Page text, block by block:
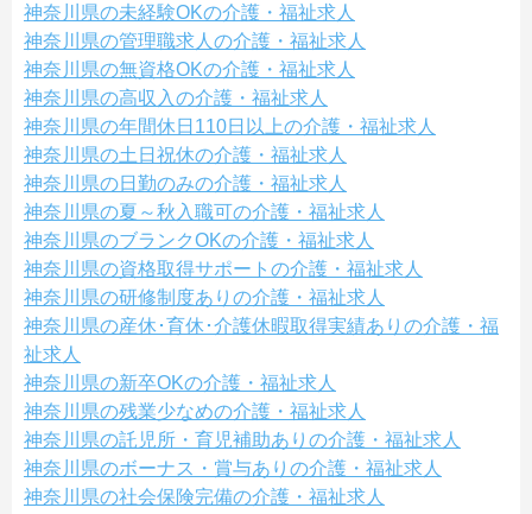
神奈川県の未経験OKの介護・福祉求人
神奈川県の管理職求人の介護・福祉求人
神奈川県の無資格OKの介護・福祉求人
神奈川県の高収入の介護・福祉求人
神奈川県の年間休日110日以上の介護・福祉求人
神奈川県の土日祝休の介護・福祉求人
神奈川県の日勤のみの介護・福祉求人
神奈川県の夏～秋入職可の介護・福祉求人
神奈川県のブランクOKの介護・福祉求人
神奈川県の資格取得サポートの介護・福祉求人
神奈川県の研修制度ありの介護・福祉求人
神奈川県の産休･育休･介護休暇取得実績ありの介護・福
祉求人
神奈川県の新卒OKの介護・福祉求人
神奈川県の残業少なめの介護・福祉求人
神奈川県の託児所・育児補助ありの介護・福祉求人
神奈川県のボーナス・賞与ありの介護・福祉求人
神奈川県の社会保険完備の介護・福祉求人